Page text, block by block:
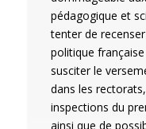
pédagogique et
tenter de
politique
susciter le
dans les
inspections du
ainsi que de